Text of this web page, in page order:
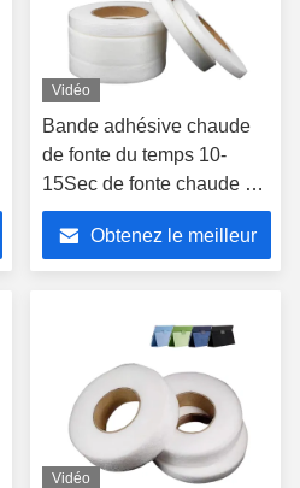
Vidéo
Bande adhésive chaude
de fonte du temps 10-
15Sec de fonte chaude du
temps 10-65G de haute
adhérence
Obtenez le meilleur
Vidéo